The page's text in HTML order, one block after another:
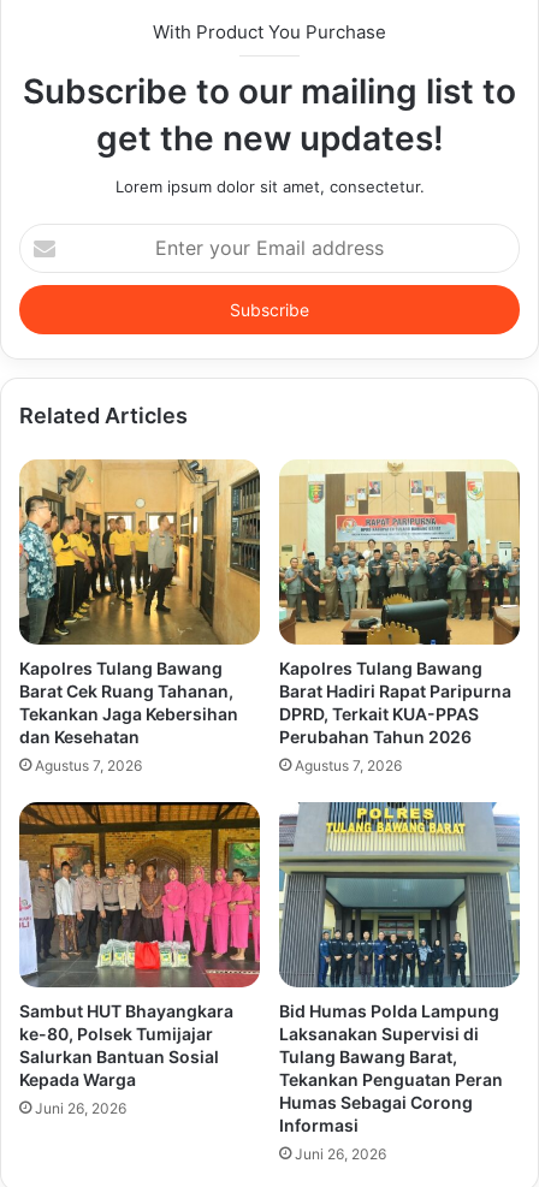
With Product You Purchase
Subscribe to our mailing list to
get the new updates!
Lorem ipsum dolor sit amet, consectetur.
Enter
your
Email
address
Related Articles
Kapolres Tulang Bawang
Barat Cek Ruang Tahanan,
Tekankan Jaga Kebersihan
dan Kesehatan
Agustus 7, 2026
Kapolres Tulang Bawang
Barat Hadiri Rapat Paripurna
DPRD, Terkait KUA-PPAS
Perubahan Tahun 2026
Agustus 7, 2026
Sambut HUT Bhayangkara
ke-80, Polsek Tumijajar
Salurkan Bantuan Sosial
Kepada Warga
Juni 26, 2026
Bid Humas Polda Lampung
Laksanakan Supervisi di
Tulang Bawang Barat,
Tekankan Penguatan Peran
Humas Sebagai Corong
Informasi
Juni 26, 2026